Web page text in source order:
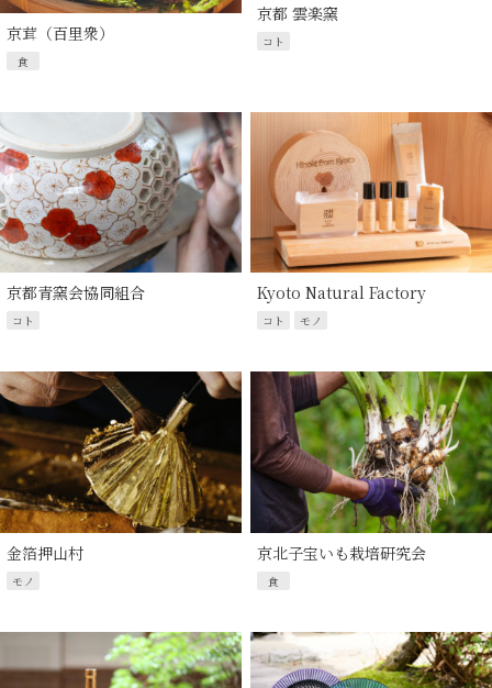
京茸（百里衆）
食
京都 雲楽窯
コト
京都青窯会協同組合
コト
Kyoto Natural Factory
コト モノ
金箔押山村
モノ
京北子宝いも栽培研究会
食